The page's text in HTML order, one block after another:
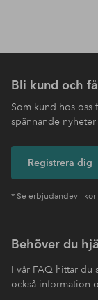
Bli kund och
Som kund hos oss
spännande
Registrera dig
* Se
Behöver du
I vår FAQ hittar du
också information